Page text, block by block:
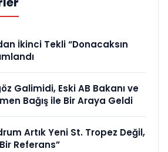
İkinci Tekli “Donacaksın
Galimidi, Eski AB Bakanı ve
Bağış ile Bir Araya Geldi
Artık Yeni St. Tropez Değil,
Referans”